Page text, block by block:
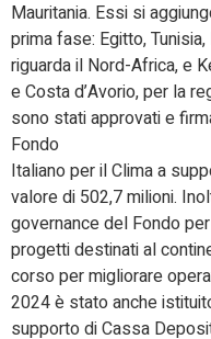
Mauritania. Essi si
prima fase: Egitto,
riguarda il Nord-Africa, e
e Costa d’Avorio, per la
sono stati approvati e
Fondo
Italiano per il Clima a
valore di 502,7 milioni.
governance del Fondo
progetti destinati al
corso per migliorare
2024 è stato anche
supporto di Cassa